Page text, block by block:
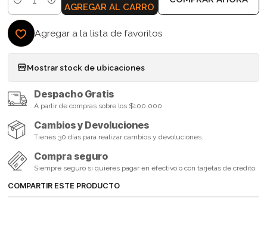
Cantidad AGREGAR AL CARRO
Agregar a la lista de favoritos
Mostrar stock de ubicaciones
Despacho Gratis
A partir de compras sobre los $100.000
Cambios y Devoluciones
Tienes 30 días para realizar cambios y devoluciones.
Compra seguro
Siempre seguro si quieres pagar en efectivo o con tarjetas de credito.
COMPARTIR ESTE PRODUCTO